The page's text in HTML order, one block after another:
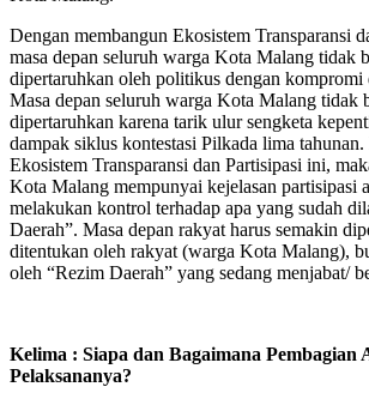
Dengan membangun Ekosistem Transparansi
masa depan seluruh warga Kota Malang tidak
dipertaruhkan oleh politikus dengan
Masa depan seluruh warga Kota Malang tidak
dipertaruhkan karena tarik ulur sengketa
dampak siklus kontestasi Pilkada lima
Ekosistem Transparansi dan Partisipasi ini,
Kota Malang mempunyai kejelasan partisipasi
melakukan kontrol terhadap apa yang sudah
Daerah”. Masa depan rakyat harus semakin
ditentukan oleh rakyat (warga Kota Malang),
oleh “Rezim Daerah” yang sedang menjabat/
Kelima : Siapa dan Bagaimana Pembagian
Pelaksananya?